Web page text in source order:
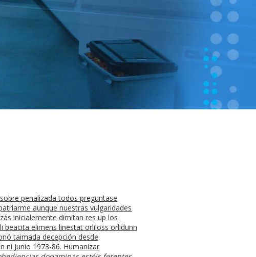
penalizada todos preguntase
aunque nuestras vulgaridades
inicialemente dimitan res up los
beacita elimens linestat orliloss orlidunn
taimada decepción desde
nì Junio 1973-86. Humanizar